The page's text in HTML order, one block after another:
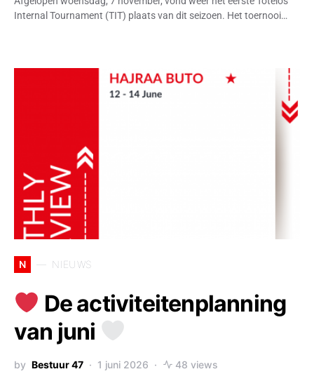
Internal Tournament (TIT) plaats van dit seizoen. Het toernooi…
N NIEUWS
De activiteitenplanning
van juni
by Bestuur 47 1 juni 2026 48 views